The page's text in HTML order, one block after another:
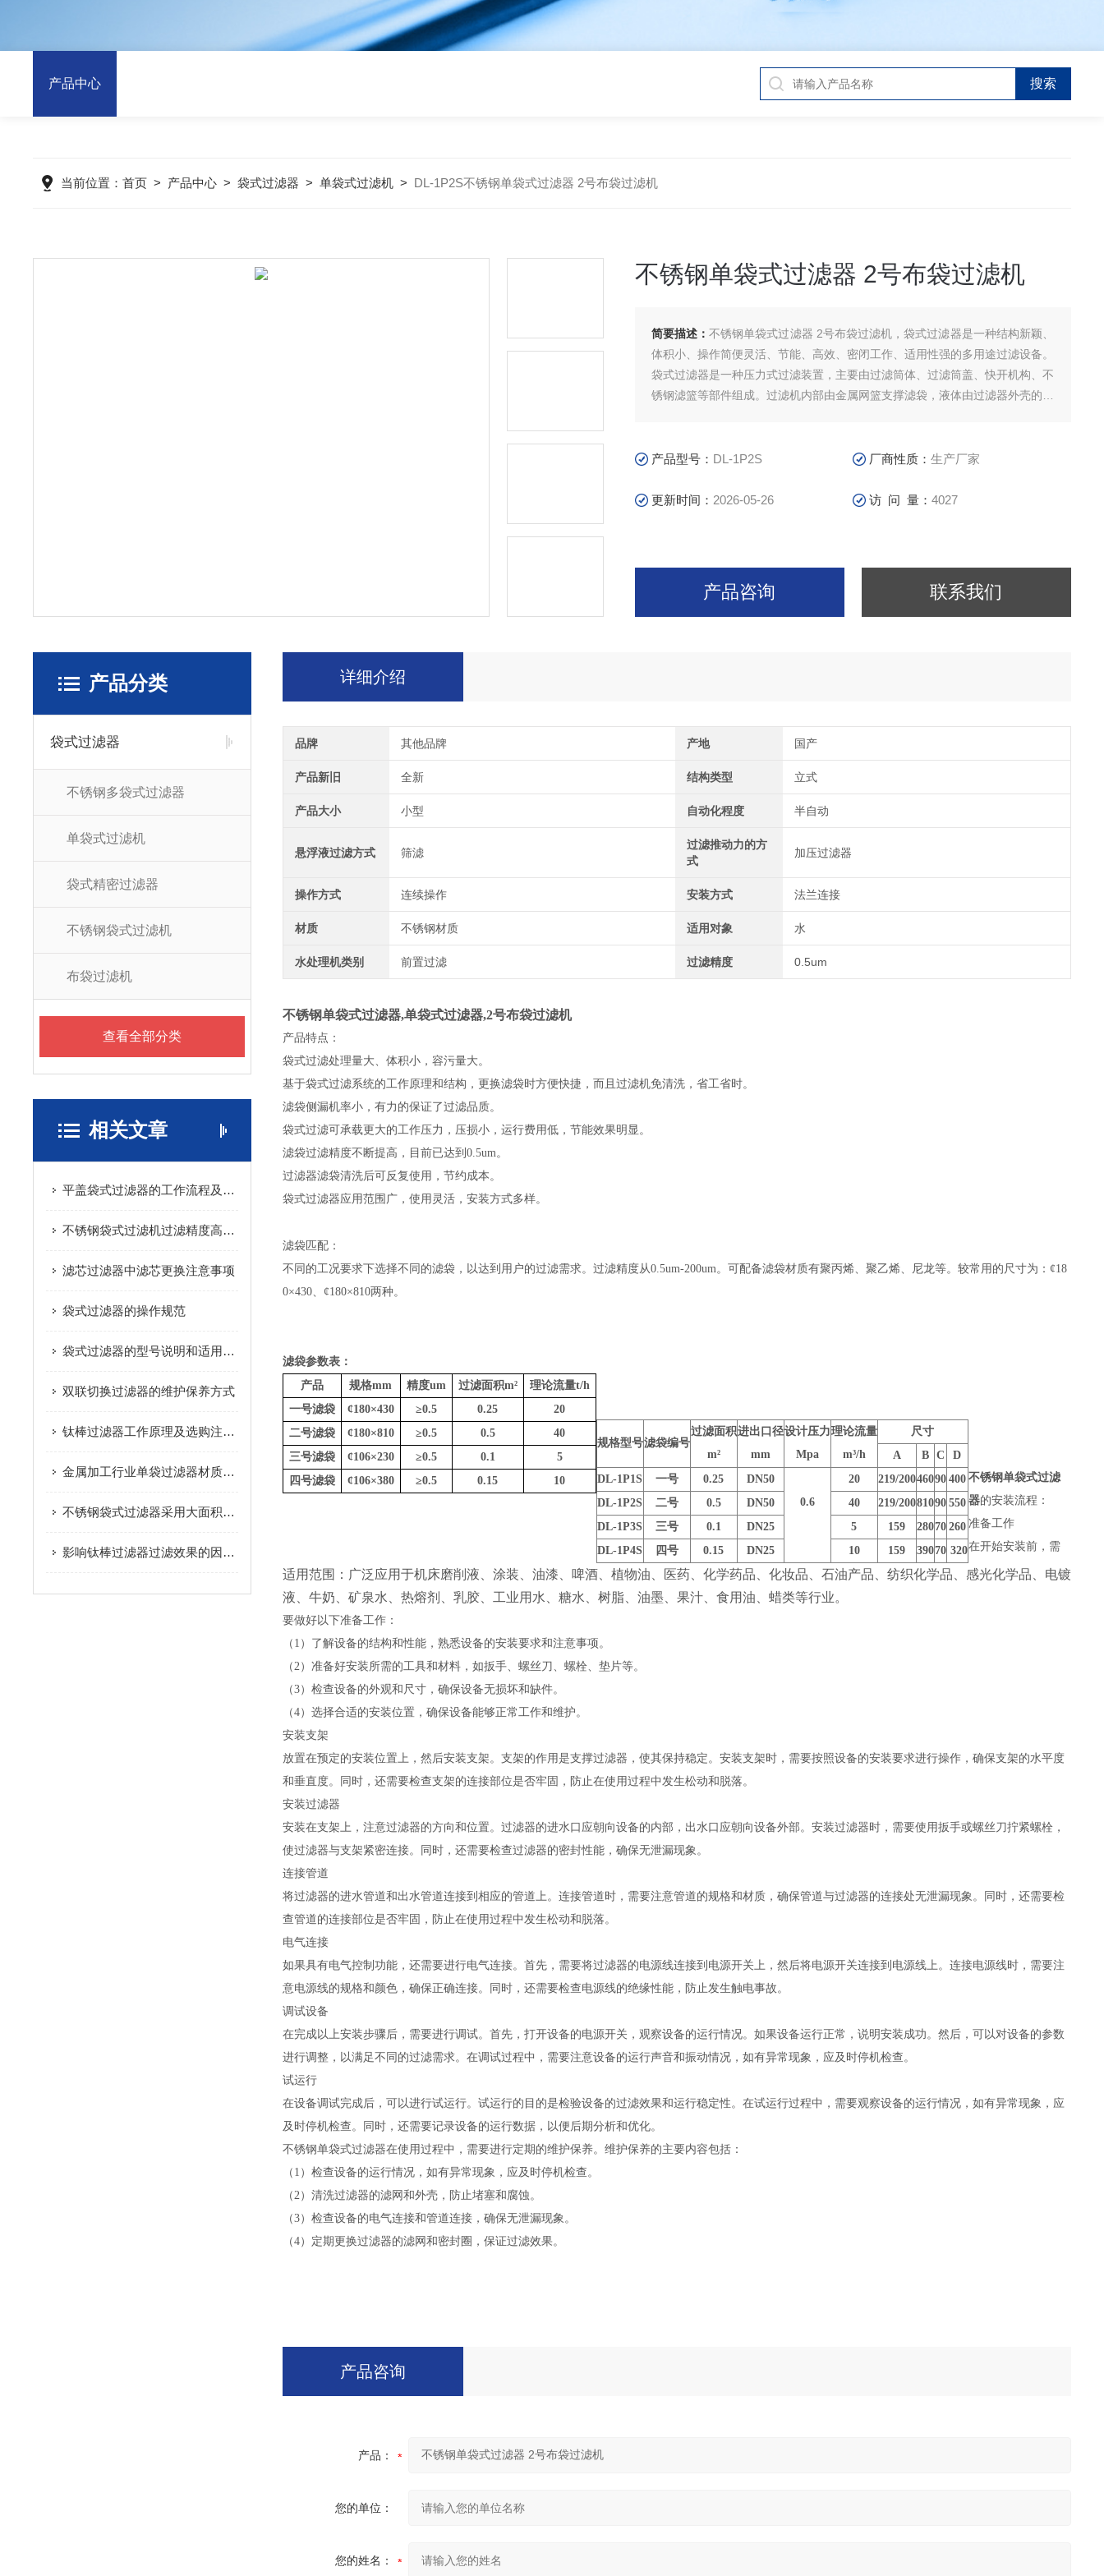
产品中心
当前位置：首页 > 产品中心 >袋式过滤器 >单袋式过滤机 > DL-1P2S不锈钢单袋式过滤器 2号布袋过滤机
不锈钢单袋式过滤器 2号布袋过滤机
简要描述：不锈钢单袋式过滤器 2号布袋过滤机，袋式过滤器是一种结构新颖、
体积小、操作简便灵活、节能、高效、密闭工作、适用性强的多用途过滤设备。
袋式过滤器是一种压力式过滤装置，主要由过滤筒体、过滤筒盖、快开机构、不
锈钢滤篮等部件组成。过滤机内部由金属网篮支撑滤袋，液体由过滤器外壳的旁
产品型号： DL-1P2S 厂商性质：生产厂家
更新时间： 2026-05-26 访 问 量：4027
产品咨询 联系我们
产品分类
袋式过滤器
不锈钢多袋式过滤器
单袋式过滤机
袋式精密过滤器
不锈钢袋式过滤机
布袋过滤机
查看全部分类
相关文章
平盖袋式过滤器的工作流程及具体结构特点
不锈钢袋式过滤机过滤精度高，能有效截留固体颗粒
滤芯过滤器中滤芯更换注意事项
袋式过滤器的操作规范
袋式过滤器的型号说明和适用范围
双联切换过滤器的维护保养方式
钛棒过滤器工作原理及选购注意要点
金属加工行业单袋过滤器材质介绍
不锈钢袋式过滤器采用大面积过滤，能够有效截留固体颗粒
影响钛棒过滤器过滤效果的因素有哪些
详细介绍
品牌 其他品牌 产地 国产
产品新旧 全新 结构类型 立式
产品大小 小型 自动化程度 半自动
悬浮液过滤方式 筛滤
过滤推动力的方
式
加压过滤器
操作方式 连续操作 安装方式 法兰连接
材质 不锈钢材质 适用对象 水
水处理机类别 前置过滤 过滤精度 0.5um
不锈钢单袋式过滤器,单袋式过滤器,2号布袋过滤机
产品特点：
袋式过滤处理量大、体积小，容污量大。
基于袋式过滤系统的工作原理和结构，更换滤袋时方便快捷，而且过滤机免清洗，省工省时。
滤袋侧漏机率小，有力的保证了过滤品质。
袋式过滤可承载更大的工作压力，压损小，运行费用低，节能效果明显。
滤袋过滤精度不断提高，目前已达到0.5um。
过滤器滤袋清洗后可反复使用，节约成本。
袋式过滤器应用范围广，使用灵活，安装方式多样。
滤袋匹配：
不同的工况要求下选择不同的滤袋，以达到用户的过滤需求。过滤精度从0.5um-200um。可配备滤袋材质有聚丙烯、聚乙烯、尼龙等。较常用的尺寸为：¢18
0×430、¢180×810两种。
滤袋参数表：
产品
规格mm 精度um 过滤面积m² 理论流量t/h
一号滤袋
¢180×430 ≥0.5 0.25
20
二号滤袋
¢180×810 ≥0.5 0.5
40
三号滤袋
¢106×230 ≥0.5 0.1
5
四号滤袋
¢106×380 ≥0.5 0.15 10
规格型号滤袋编号
过滤面积
m²
进出口径
mm
设计压力
Mpa
理论流量
m³/h
尺寸
A
B C
D
DL-1P1S
一号 0.25
DN50
0.6
20 219/20046090 400
DL-1P2S
二号 0.5 DN50 40 219/20081090 550
DL-1P3S
三号 0.1 DN25 5 159 28070 260
DL-1P4S
四号 0.15 DN25 10 159 39070 320
适用范围： 广泛应用于机床磨削液、涂装、油漆、啤酒、植物油、医药、化学药品、化妆品、石油产品、纺织化学品、感光化学品、电镀
液、牛奶、矿泉水、热熔剂、乳胶、工业用水、糖水、树脂、油墨、果汁、食用油、蜡类等行业。
不锈钢单袋式过滤
器的安装流程：
准备工作
在开始安装前，需
要做好以下准备工作：
（1）了解设备的结构和性能，熟悉设备的安装要求和注意事项。
（2）准备好安装所需的工具和材料，如扳手、螺丝刀、螺栓、垫片等。
（3）检查设备的外观和尺寸，确保设备无损坏和缺件。
（4）选择合适的安装位置，确保设备能够正常工作和维护。
安装支架
放置在预定的安装位置上，然后安装支架。支架的作用是支撑过滤器，使其保持稳定。安装支架时，需要按照设备的安装要求进行操作，确保支架的水平度
和垂直度。同时，还需要检查支架的连接部位是否牢固，防止在使用过程中发生松动和脱落。
安装过滤器
安装在支架上，注意过滤器的方向和位置。过滤器的进水口应朝向设备的内部，出水口应朝向设备外部。安装过滤器时，需要使用扳手或螺丝刀拧紧螺栓，
使过滤器与支架紧密连接。同时，还需要检查过滤器的密封性能，确保无泄漏现象。
连接管道
将过滤器的进水管道和出水管道连接到相应的管道上。连接管道时，需要注意管道的规格和材质，确保管道与过滤器的连接处无泄漏现象。同时，还需要检
查管道的连接部位是否牢固，防止在使用过程中发生松动和脱落。
电气连接
如果具有电气控制功能，还需要进行电气连接。首先，需要将过滤器的电源线连接到电源开关上，然后将电源开关连接到电源线上。连接电源线时，需要注
意电源线的规格和颜色，确保正确连接。同时，还需要检查电源线的绝缘性能，防止发生触电事故。
调试设备
在完成以上安装步骤后，需要进行调试。首先，打开设备的电源开关，观察设备的运行情况。如果设备运行正常，说明安装成功。然后，可以对设备的参数
进行调整，以满足不同的过滤需求。在调试过程中，需要注意设备的运行声音和振动情况，如有异常现象，应及时停机检查。
试运行
在设备调试完成后，可以进行试运行。试运行的目的是检验设备的过滤效果和运行稳定性。在试运行过程中，需要观察设备的运行情况，如有异常现象，应
及时停机检查。同时，还需要记录设备的运行数据，以便后期分析和优化。
不锈钢单袋式过滤器在使用过程中，需要进行定期的维护保养。维护保养的主要内容包括：
（1）检查设备的运行情况，如有异常现象，应及时停机检查。
（2）清洗过滤器的滤网和外壳，防止堵塞和腐蚀。
（3）检查设备的电气连接和管道连接，确保无泄漏现象。
（4）定期更换过滤器的滤网和密封圈，保证过滤效果。
产品咨询
产品：
您的单位：
您的姓名：